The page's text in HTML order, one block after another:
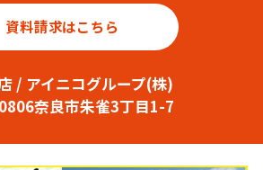
資料請求はこちら
/ アイニコグループ(株)
奈良市朱雀3丁目1-7